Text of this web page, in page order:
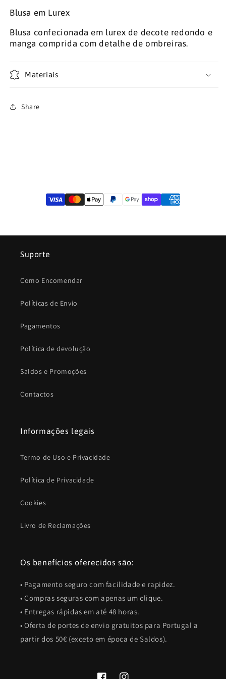
Blusa em Lurex
Blusa confecionada em lurex de decote redondo e
manga comprida com detalhe de ombreiras.
Materiais
Share
Suporte
Como Encomendar
Políticas de Envio
Pagamentos
Política de devolução
Saldos e Promoções
Contactos
Informações legais
Termo de Uso e Privacidade
Política de Privacidade
Cookies
Livro de Reclamações
Os benefícios oferecidos são:
• Pagamento seguro com facilidade e rapidez.
• Compras seguras com apenas um clique.
• Entregas rápidas em até 48 horas.
• Oferta de portes de envio gratuitos para Portugal a
partir dos 50€ (exceto em época de Saldos).